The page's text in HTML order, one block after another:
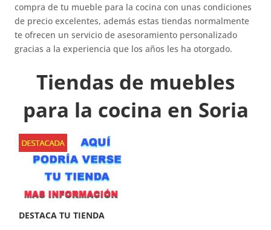
compra de tu mueble para la cocina con unas condiciones
de precio excelentes, además estas tiendas normalmente
te ofrecen un servicio de asesoramiento personalizado
gracias a la experiencia que los años les ha otorgado.
Tiendas de muebles
para la cocina en Soria